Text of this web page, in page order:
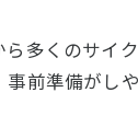
狙う走り方
と見どころ
ース攻略術
多くのサイ
前準備がし